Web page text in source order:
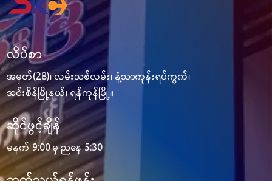
လိပ်စာ
အမှတ်(28)၊ လမ်းသစ်လမ်း၊ နံ့သာကုန်းရပ်ကွက်၊
အင်းစိန်မြို့နယ်၊ ရန်ကုန်မြို့။
ဆိုင်ဖွင့်ချိန်
မနက် 9:00 မှ ညနေ 5:30